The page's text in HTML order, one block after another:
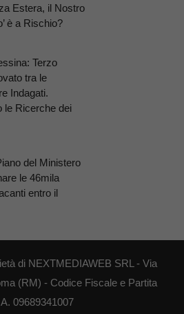
Estera, il Nostro
è a Rischio?
Terzo
tra le
Indagati.
le Ricerche dei
del Ministero
le 46mila
entro il
di NEXTMEDIAWEB SRL - Via
(RM) - Codice Fiscale e Partita
09689341007